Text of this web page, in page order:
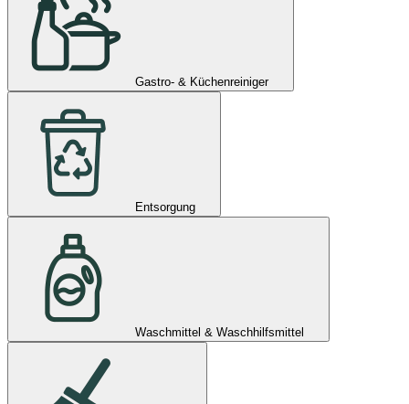
Gastro- & Küchenreiniger
Entsorgung
Waschmittel & Waschhilfsmittel